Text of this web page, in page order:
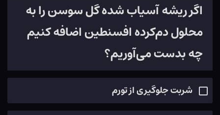
اگر ریشه آسیاب شده گل سوسن را به
محلول دم‌کرده افسنطین اضافه کنیم
چه بدست می‌آوریم؟
شربت جلوگیری از تورم